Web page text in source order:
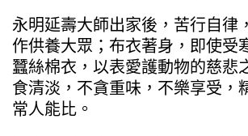
永明延壽大師出家後，苦行自律
作供養大眾；布衣著身，即使受
蠶絲棉衣，以表愛護動物的慈悲
食清淡，不貪重味，不樂享受，
常人能比。